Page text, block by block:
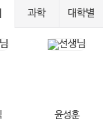
과학 대학별
윤성훈